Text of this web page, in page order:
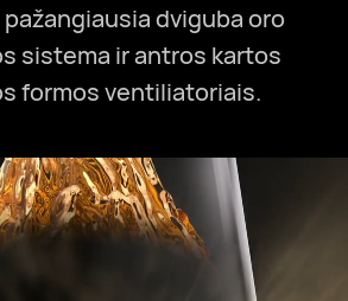
dviguba oro
sistema ir antros kartos
formos ventiliatoriais.